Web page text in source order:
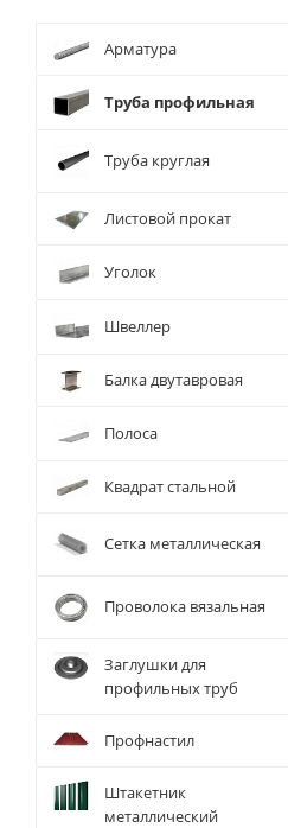
Арматура
Труба профильная
Труба круглая
Листовой прокат
Уголок
Швеллер
Балка двутавровая
Полоса
Квадрат стальной
Сетка металлическая
Проволока вязальная
Заглушки для
профильных труб
Профнастил
Штакетник
металлический